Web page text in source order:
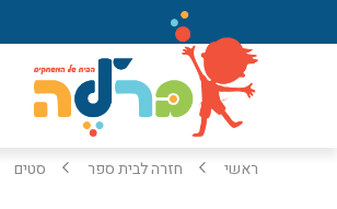
ראשי חזרה לבית ספר סטים